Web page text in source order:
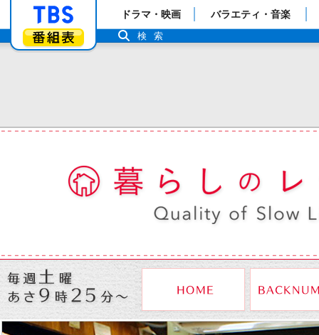
「TBSテレビ」トップページ
番組表
ドラマ・映画 バラエティ・音楽
検索